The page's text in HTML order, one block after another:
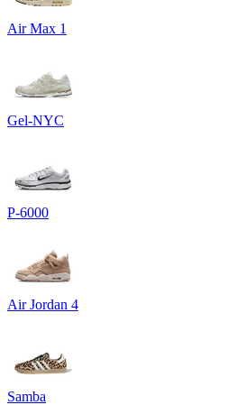
Air Max 1
Gel-NYC
P-6000
Air Jordan 4
Samba